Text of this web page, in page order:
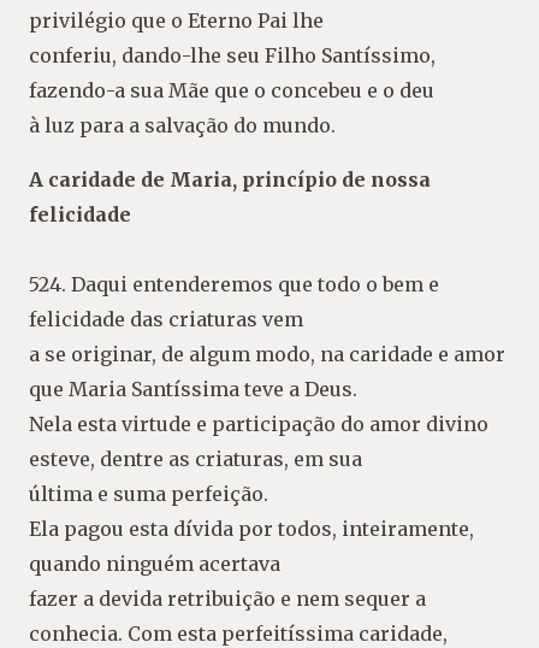
privilégio que o Eterno Pai lhe
conferiu, dando-lhe seu Filho Santíssimo,
fazendo-a sua Mãe que o concebeu e o deu
à luz para a salvação do mundo.
A caridade de Maria, princípio de nossa
felicidade
524. Daqui entenderemos que todo o bem e
felicidade das criaturas vem
a se originar, de algum modo, na caridade e amor
que Maria Santíssima teve a Deus.
Nela esta virtude e participação do amor divino
esteve, dentre as criaturas, em sua
última e suma perfeição.
Ela pagou esta dívida por todos, inteiramente,
quando ninguém acertava
fazer a devida retribuição e nem sequer a
conhecia. Com esta perfeitíssima caridade,